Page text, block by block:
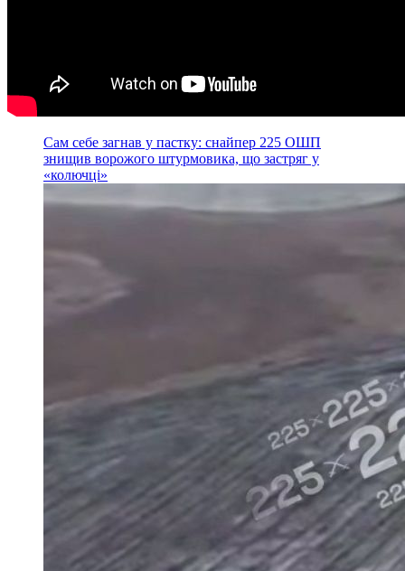
Сам себе загнав у пастку: снайпер 225 ОШП
знищив ворожого штурмовика, що застряг у
«колючці»